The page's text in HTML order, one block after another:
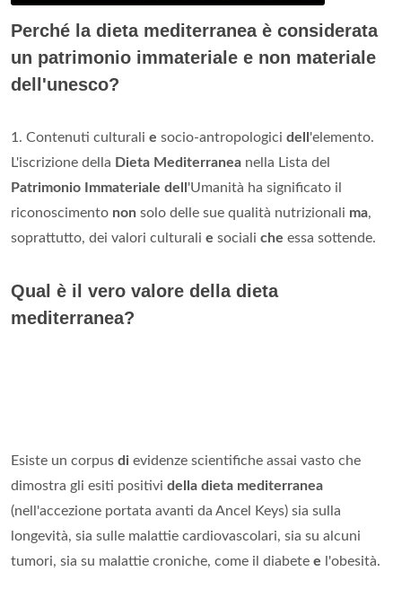
Perché la dieta mediterranea è considerata
un patrimonio immateriale e non materiale
dell'unesco?
1. Contenuti culturali e socio-antropologici dell 'elemento.
L'iscrizione della Dieta Mediterranea nella Lista del
Patrimonio Immateriale dell 'Umanità ha significato il
riconoscimento non solo delle sue qualità nutrizionali ma,
soprattutto, dei valori culturali e sociali che essa sottende.
Qual è il vero valore della dieta
mediterranea?
Esiste un corpus di evidenze scientifiche assai vasto che
dimostra gli esiti positivi della dieta mediterranea
(nell'accezione portata avanti da Ancel Keys) sia sulla
longevità, sia sulle malattie cardiovascolari, sia su alcuni
tumori, sia su malattie croniche, come il diabete e l'obesità.